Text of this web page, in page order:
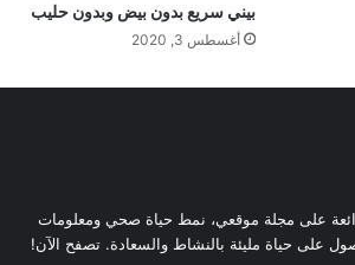
بيني سريع بدون بيض وبدون حليب
أغسطس 3, 2020
على مجلة موقعي، نمط حياة صحي ومعلومات
على حياة مليئة بالنشاط والسعادة. تصفح الآن!